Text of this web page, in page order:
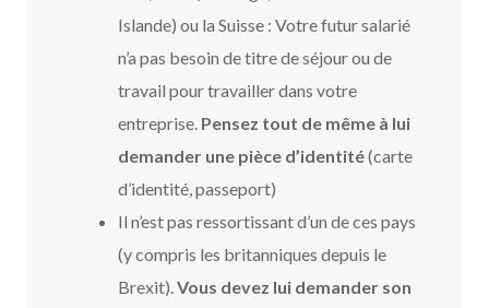
Islande) ou la Suisse : Votre futur salarié
n’a pas besoin de titre de séjour ou de
travail pour travailler dans votre
entreprise. Pensez tout de même à lui
demander une pièce d’identité(carte
d’identité, passeport)
Il n’est pas ressortissant d’un de ces pays
(y compris les britanniques depuis le
Brexit).Vous devez lui demander son